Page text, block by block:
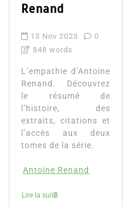
Renand
13 Nov 2023
0
848 words
L’empathie d’Antoine
Renand. Découvrez
le résumé de
l’histoire, des
extraits, citations et
l’accès aux deux
tomes de la série.
Antoine Renand
Lire la suite